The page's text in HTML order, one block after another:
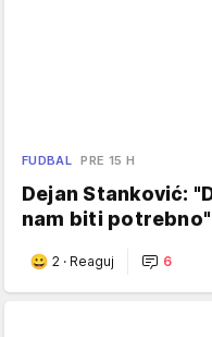
FUDBAL PRE 15 H
Dejan Stanković:
nam biti potrebno"
2 · Reaguj 6